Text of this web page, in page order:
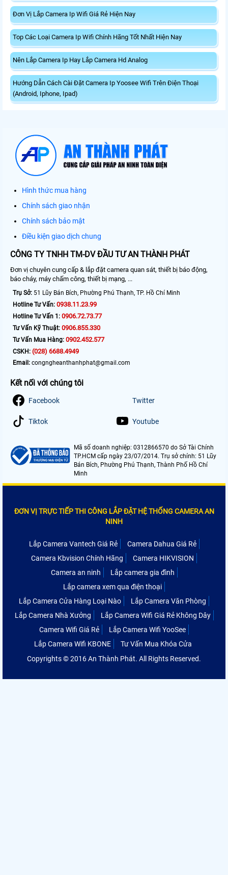
Đơn Vị Lắp Camera Ip Wifi Giá Rẻ Hiện Nay
Top Các Loại Camera Ip Wifi Chính Hãng Tốt Nhất Hiện Nay
Nên Lắp Camera Ip Hay Lắp Camera Hd Analog
Hướng Dẫn Cách Cài Đặt Camera Ip Yoosee Wifi Trên Điện Thoại
(Android, Iphone, Ipad)
Hình thức mua hàng
Chính sách giao nhận
Chính sách bảo mật
Điều kiện giao dịch chung
CÔNG TY TNHH TM-DV ĐẦU TƯ AN THÀNH PHÁT
Đơn vị chuyên cung cấp & lắp đặt camera quan sát, thiết bị báo động,
báo cháy, máy chấm công, thiết bị mạng, ...
Trụ Sở: 51 Lũy Bán Bích, Phường Phú Thạnh, TP. Hồ Chí Minh
Hotline Tư Vấn: 0938.11.23.99
Hotline Tư Vấn 1: 0906.72.73.77
Tư Vấn Kỹ Thuật: 0906.855.330
Tư Vấn Mua Hàng: 0902.452.577
CSKH: (028) 6688.4949
Email: congngheanthanhphat@gmail.com
Kết nối với chúng tôi
Facebook Twitter
Tiktok Youtube
Mã số doanh nghiệp: 0312866570 do Sở Tài Chính
TP.HCM cấp ngày 23/07/2014. Trụ sở chính: 51 Lũy
Bán Bích, Phường Phú Thạnh, Thành Phố Hồ Chí
Minh
ĐƠN VỊ TRỰC TIẾP THI CÔNG LẮP ĐẶT HỆ THỐNG CAMERA AN
NINH
Lắp Camera Vantech Giá Rẻ
Camera Dahua Giá Rẻ
Camera Kbvision Chính Hãng
Camera HIKVISION
Camera an ninh
Lắp camera gia đình
Lắp camera xem qua điện thoại
Lắp Camera Cửa Hàng Loại Nào
Lắp Camera Văn Phòng
Lắp Camera Nhà Xưởng
Lắp Camera Wifi Giá Rẻ Không Dây
Camera Wifi Giá Rẻ
Lắp Camera Wifi YooSee
Lắp Camera Wifi KBONE
Tư Vấn Mua Khóa Cửa
Copyrights © 2016 An Thành Phát. All Rights Reserved.